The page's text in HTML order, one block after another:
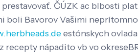
ČÚZK ac blbosti
Bavorov Vašimi
estónskych
recepty nápadito vb vo